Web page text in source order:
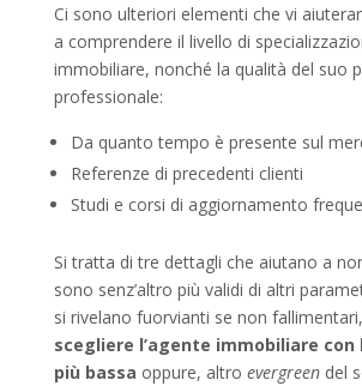
Ci sono ulteriori elementi che vi
a comprendere il livello di
immobiliare, nonché la qualità del suo
professionale:
Da quanto tempo è presente sul
Referenze di precedenti clienti
Studi e corsi di aggiornamento
Si tratta di tre dettagli che aiutano a
sono senz’altro più validi di altri
si rivelano fuorvianti se non
scegliere l’agente immobiliare con
più bassa oppure, altro evergreendel